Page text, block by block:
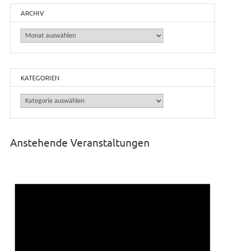
ARCHIV
Archiv
KATEGORIEN
Kategorien
Anstehende Veranstaltungen